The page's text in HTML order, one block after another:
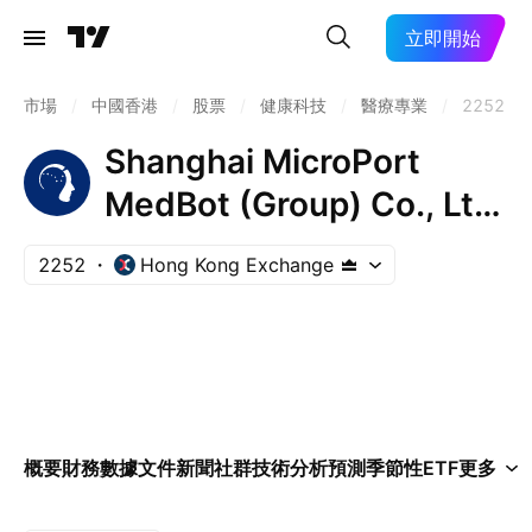
立即開始
市場 中國香港 股票 健康科技 醫療專業 2252
Shanghai MicroPort
MedBot (Group) Co., Ltd.
Class H
2252 Hong Kong Exchange
概要財務數據文件新聞社群技術分析預測季節性ETF更多